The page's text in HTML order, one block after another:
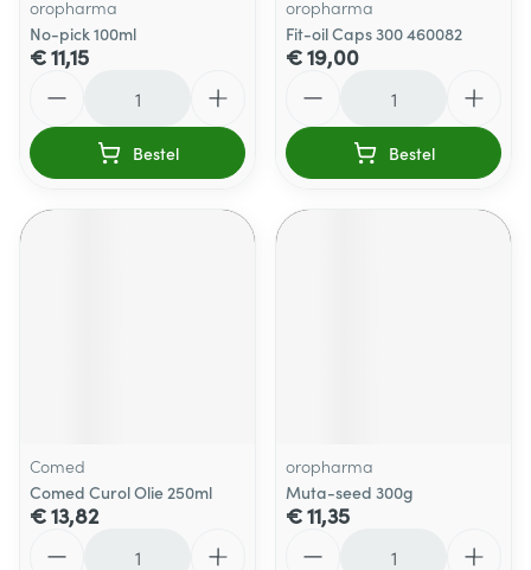
oropharma
No-pick 100ml
€ 11,15
Bestel
oropharma
Fit-oil Caps 300 460082
€ 19,00
Bestel
Comed
Comed Curol Olie 250ml
€ 13,82
oropharma
Muta-seed 300g
€ 11,35